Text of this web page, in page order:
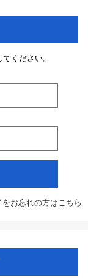
ください。
お忘れの方はこちら